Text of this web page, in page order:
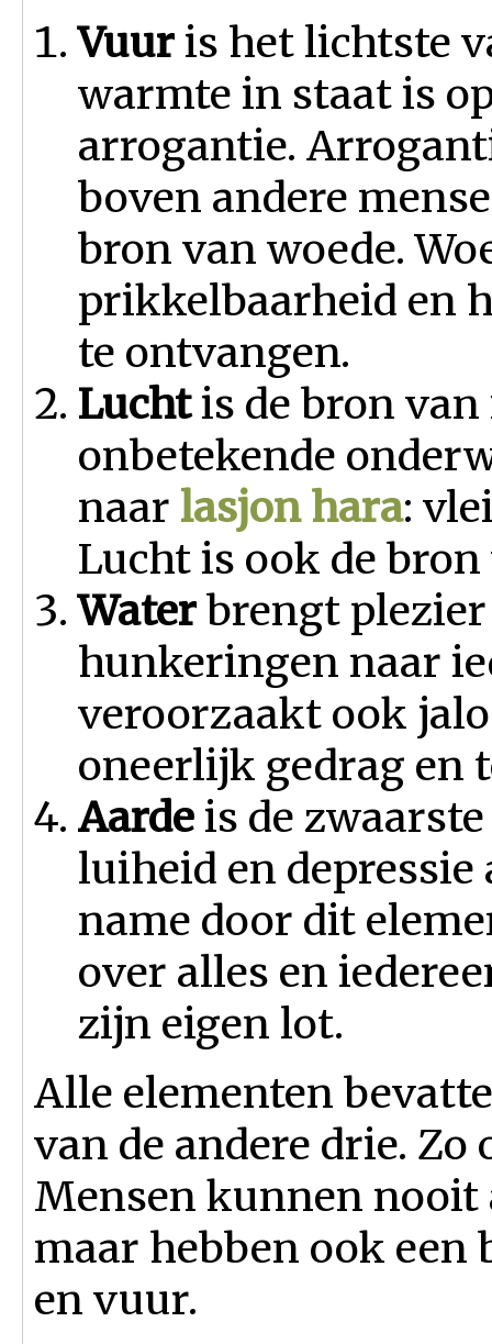
Vuur is het lichtste
warmte in staat is
arrogantie.
boven andere
bron van woede.
prikkelbaarheid en
te ontvangen.
Luchtis de bron van
onbetekende
naar lasjon hara:
Lucht is ook de
Waterbrengt
hunkeringen naar
veroorzaakt ook
oneerlijk gedrag en
Aarde is de
luiheid en depressie
name door dit
over alles en
zijn eigen lot.
Alle elementen
van de andere drie.
Mensen kunnen nooit
maar hebben ook
en vuur.